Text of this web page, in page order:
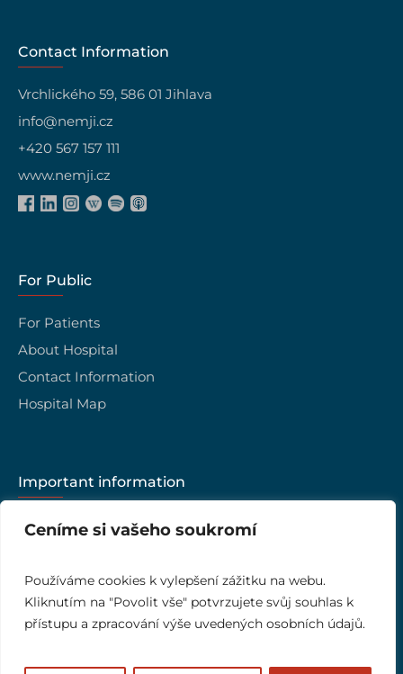
Ceníme si vašeho soukromí
Používáme cookies k vylepšení zážitku na webu.
Kliknutím na "Povolit vše" potvrzujete svůj souhlas k
přístupu a zpracování výše uvedených osobních údajů.
Contact Information
Vrchlického 59, 586 01 Jihlava
info@nemji.cz
+420 567 157 111
www.nemji.cz
For Public
For Patients
About Hospital
Contact Information
Hospital Map
Important information
Career
Quality of Care
Ombudsman